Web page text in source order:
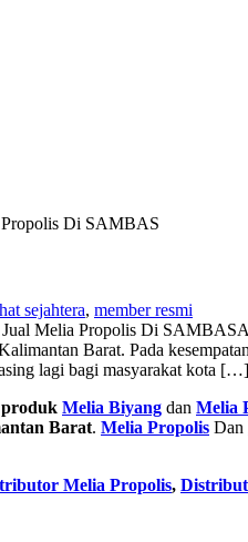
Propolis Di SAMBAS
sejahtera, member resmi
Jual Melia Propolis Di SAMBAS
Barat. Pada
lagi bagi masyarakat kota […]
produk Melia Biyang dan Melia
Barat. Melia Propolis Dan
Melia Propolis,